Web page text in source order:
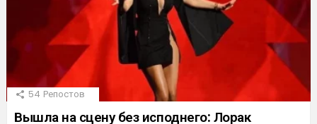
54 Репостов
Вышла на сцену без исподнего: Лорак